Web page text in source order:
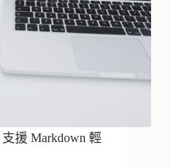
援 Markdown 輕